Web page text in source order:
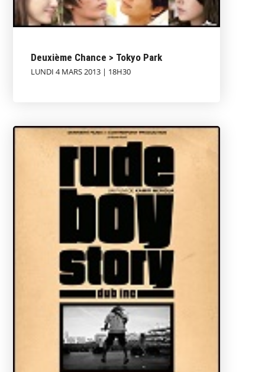
Deuxième Chance > Tokyo Park
LUNDI 4 MARS 2013 | 18H30